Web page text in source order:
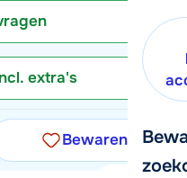
extra's
Bewaren